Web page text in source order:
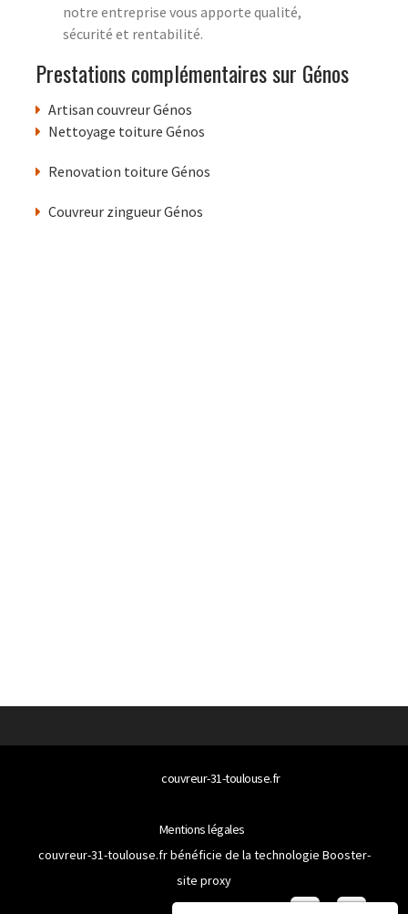
notre entreprise vous apporte qualité,
sécurité et rentabilité.
Prestations complémentaires sur Génos
Artisan couvreur Génos
Nettoyage toiture Génos
Renovation toiture Génos
Couvreur zingueur Génos
couvreur-31-toulouse.fr
Mentions légales
couvreur-31-toulouse.fr bénéficie de la technologie Booster-
site proxy